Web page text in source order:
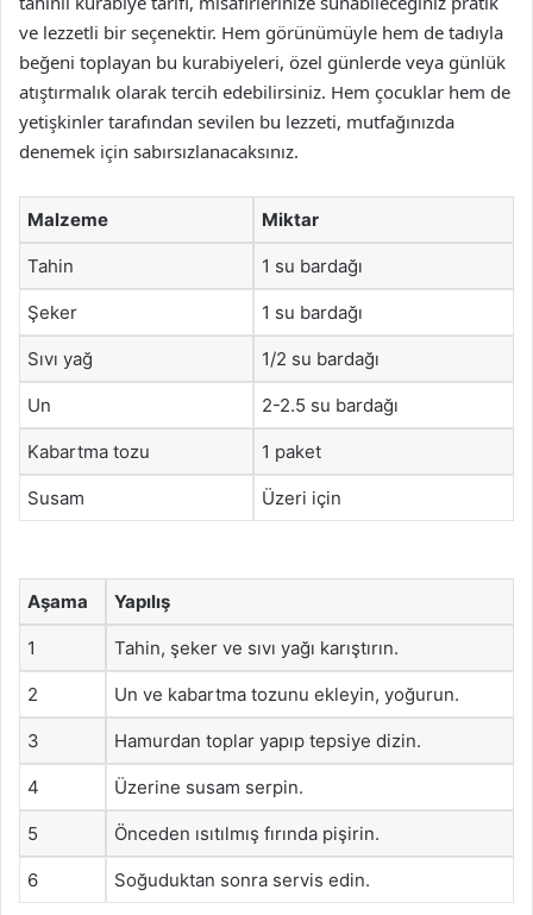
ve lezzetli bir seçenektir. Hem görünümüyle hem de tadıyla
beğeni toplayan bu kurabiyeleri, özel günlerde veya günlük
atıştırmalık olarak tercih edebilirsiniz. Hem çocuklar hem de
yetişkinler tarafından sevilen bu lezzeti, mutfağınızda
denemek için sabırsızlanacaksınız.
Malzeme Miktar
Tahin 1 su bardağı
Şeker 1 su bardağı
Sıvı yağ 1/2 su bardağı
Un 2-2.5 su bardağı
Kabartma tozu 1 paket
Susam Üzeri için
Aşama Yapılış
1 Tahin, şeker ve sıvı yağı karıştırın.
2 Un ve kabartma tozunu ekleyin, yoğurun.
3 Hamurdan toplar yapıp tepsiye dizin.
4 Üzerine susam serpin.
5 Önceden ısıtılmış fırında pişirin.
6 Soğuduktan sonra servis edin.